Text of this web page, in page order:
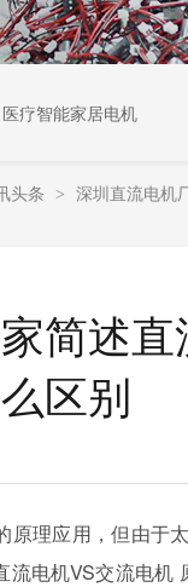
医疗智能家居电机
头条 > 深圳直流电机
简述
区别
原理应用，但由于
电机VS交流电